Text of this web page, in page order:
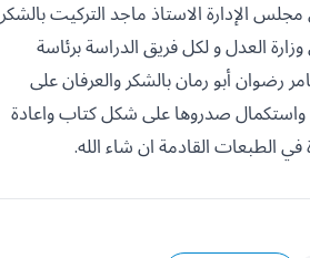
مجلس الإدارة الاستاذ ماجد التركيت بالشكر
العدل و لكل فريق الدراسة برئاسة
رضوان أبو رمان بالشكر والعرفان على
واستكمال صدروها على شكل كتاب واعادة
في الطبعات القادمة ان شاء الله.